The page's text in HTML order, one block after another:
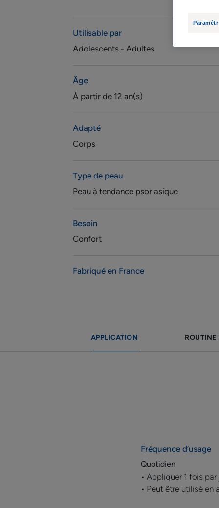
Utilisable par
Adolescents - Adultes
Âge
À partir de 12 an(s)
Adapté
Corps
Type de peau
Peau à tendance psoriasique
Besoin
Confort
Fabriqué en France
APPLICATION ROUTINE
Fréquence d’usage
Quotidien
• Appliquer 1 fois
• Peut être utilisé en